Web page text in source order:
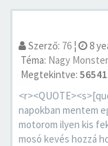
Szerző: 76 ¦ 8
Téma: Nagy
Megtekintve:
napokban mentem
motorom ilyen kis
mosó kevés hozzá